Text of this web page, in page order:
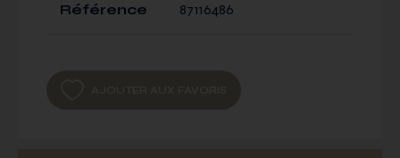
Référence 87116486